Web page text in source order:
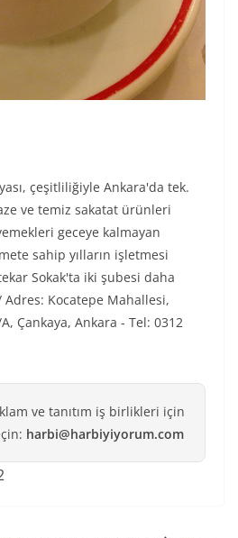
çeşitliliğiyle Ankara'da tek.
ve temiz sakatat ürünleri
geceye kalmayan
sahip yılların işletmesi
Sokak'ta iki şubesi daha
Adres: Kocatepe Mahallesi,
Çankaya, Ankara - Tel: 0312
ve tanıtım iş birlikleri için
harbi@harbiyiyorum.com